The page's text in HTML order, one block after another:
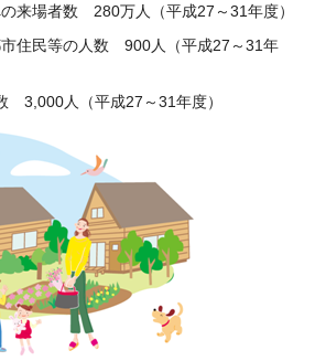
来場者数 280万人（平成27～31年度）
市住民等の人数 900人（平成27～31年
3,000人（平成27～31年度）